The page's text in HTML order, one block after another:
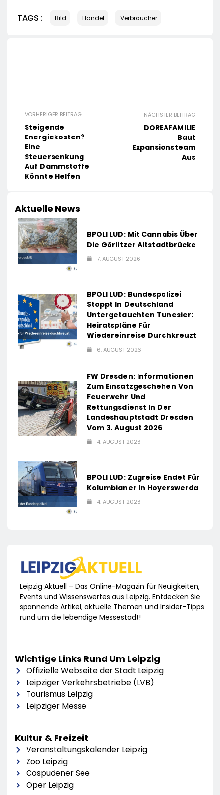
TAGS : Bild Handel Verbraucher
VORHERIGER BEITRAG
Steigende
Energiekosten?
Eine
Steuersenkung
Auf Dämmstoffe
Könnte Helfen
NÄCHSTER BEITRAG
DOREAFAMILIE
Baut
Expansionsteam
Aus
Aktuelle News
BPOLI LUD: Mit Cannabis Über
Die Görlitzer Altstadtbrücke
7. AUGUST 2026
BPOLI LUD: Bundespolizei
Stoppt In Deutschland
Untergetauchten Tunesier:
Heiratspläne Für
Wiedereinreise Durchkreuzt
6. AUGUST 2026
FW Dresden: Informationen
Zum Einsatzgeschehen Von
Feuerwehr Und
Rettungsdienst In Der
Landeshauptstadt Dresden
Vom 3. August 2026
4. AUGUST 2026
BPOLI LUD: Zugreise Endet Für
Kolumbianer In Hoyerswerda
4. AUGUST 2026
Leipzig Aktuell – Das Online-Magazin für Neuigkeiten,
Events und Wissenswertes aus Leipzig. Entdecken Sie
spannende Artikel, aktuelle Themen und Insider-Tipps
rund um die lebendige Messestadt!
Wichtige Links Rund Um Leipzig
Offizielle Webseite der Stadt Leipzig
Leipziger Verkehrsbetriebe (LVB)
Tourismus Leipzig
Leipziger Messe
Kultur & Freizeit
Veranstaltungskalender Leipzig
Zoo Leipzig
Cospudener See
Oper Leipzig